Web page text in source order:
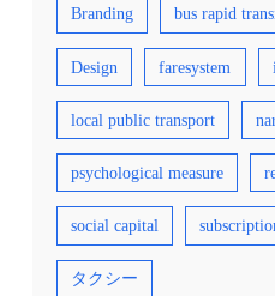
Branding bus rapid
Design faresystem
local public transport
psychological measure
social capital
タクシー